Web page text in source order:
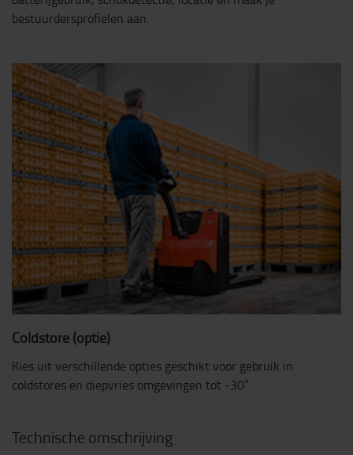
bestuurdersprofielen aan.
Coldstore (optie)
Kies uit verschillende opties geschikt voor gebruik in
coldstores en diepvries omgevingen tot -30°.
Technische omschrijving